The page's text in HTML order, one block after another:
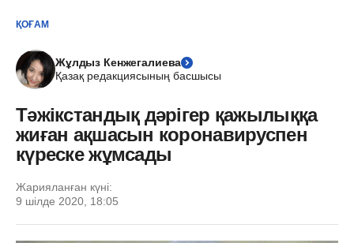
ҚОҒАМ
Жұлдыз Кенжегалиева
Қазақ редакциясының басшысы
Тәжікстандық дәрігер қажылыққа
жиған ақшасын коронавируспен
күреске жұмсады
Жарияланған күні:
9 шілде 2020, 18:05